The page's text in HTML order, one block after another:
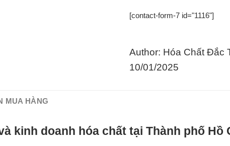
[contact-form-7 id="1116"]
Author: Hóa Chất Đắc
10/01/2025
MUA HÀNG
kinh doanh hóa chất tại Thành phố Hồ